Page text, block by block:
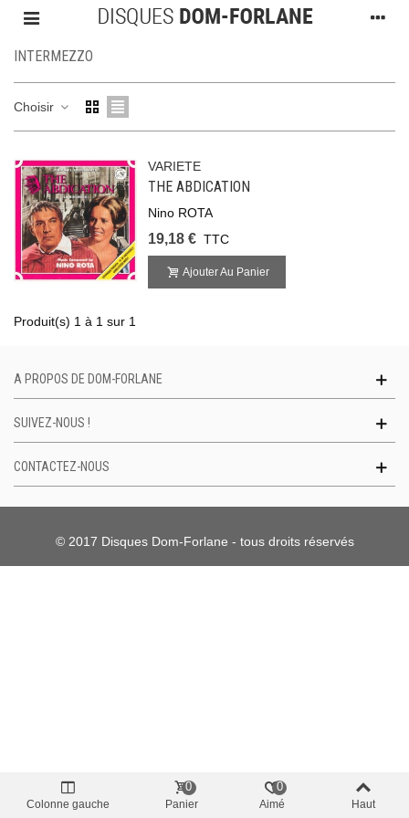
INTERMEZZO
Choisir
VARIETE
THE ABDICATION
Nino ROTA
19,18 € TTC
Ajouter Au Panier
Produit(s) 1 à 1 sur 1
A PROPOS DE DOM-FORLANE
SUIVEZ-NOUS !
CONTACTEZ-NOUS
© 2017 Disques Dom-Forlane - tous droits réservés
Colonne gauche Panier
0
Aimé
0
Haut